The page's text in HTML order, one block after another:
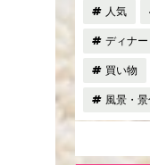
人気
ディナー
買い物
風景・